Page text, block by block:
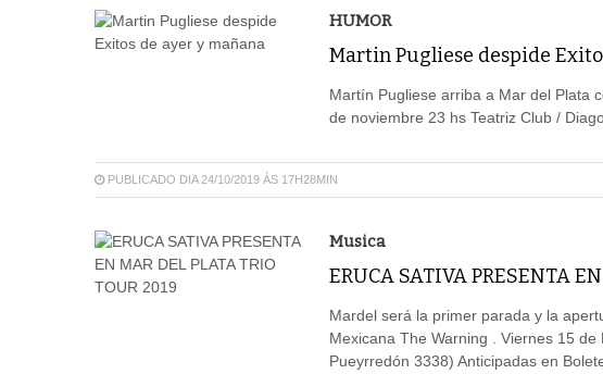
HUMOR
Martin Pugliese despide
Martín Pugliese arriba a Mar del Plata
de noviembre 23 hs Teatriz Club /
PUBLICADO DIA 24/10/2019 ÀS 17H28MIN
Musica
ERUCA SATIVA PRESENTA
Mardel será la primer parada y la
Mexicana The Warning . Viernes 15
Pueyrredón 3338) Anticipadas en